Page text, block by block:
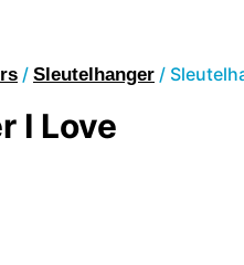
/ Sleutelhanger /
I Love